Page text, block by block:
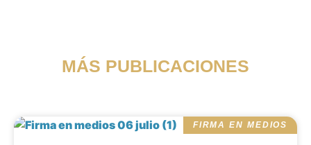
MÁS PUBLICACIONES
FIRMA EN MEDIOS